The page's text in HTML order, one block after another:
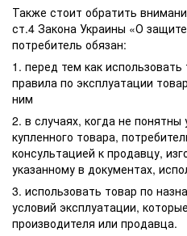
Также стоит обратить
ст.4 Закона Украины «О
потребитель обязан:
1. перед тем как
правила по эксплуатации
ним
2. в случаях, когда не
купленного товара,
консультацией к продавцу,
указанному в документах,
3. использовать товар по
условий эксплуатации,
производителя или продавца.